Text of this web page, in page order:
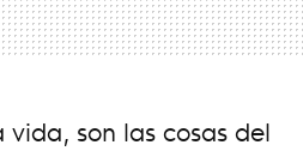
vida, son las cosas del